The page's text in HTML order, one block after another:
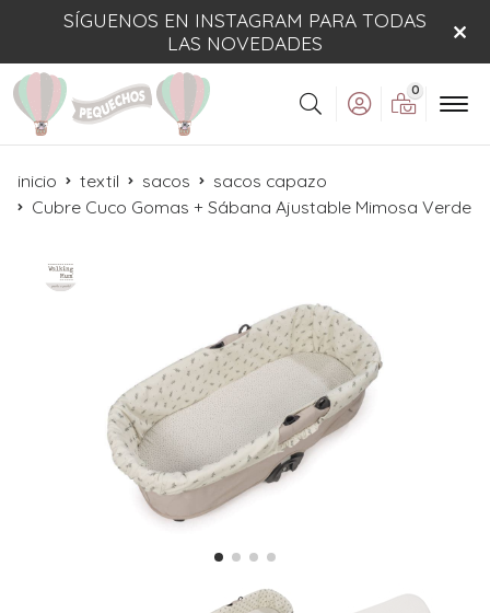
SÍGUENOS EN INSTAGRAM PARA TODAS
LAS NOVEDADES
Buscar
0
inicio textil sacos
sacos capazo
Cubre Cuco Gomas + Sábana Ajustable Mimosa Verde